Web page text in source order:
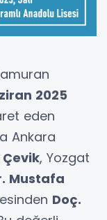
2025
eden
Ankara
Çevik, Yozgat
Mustafa
Doç.